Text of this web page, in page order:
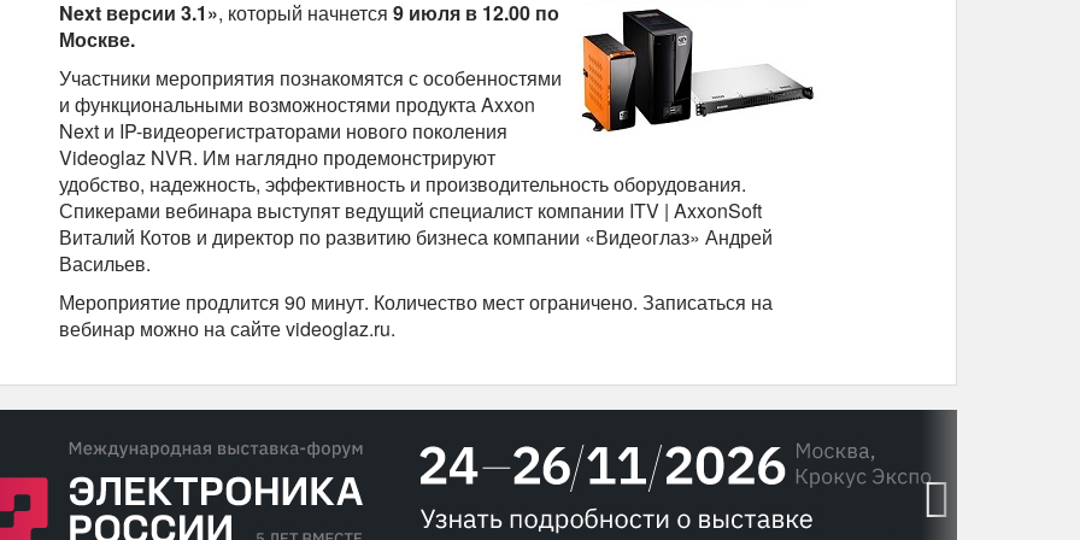
Next версии 3.1», который начнется 9 июля в 12.00 по
Москве.
Участники мероприятия познакомятся с особенностями
и функциональными возможностями продукта Axxon
Next и IP-видеорегистраторами нового поколения
Videoglaz NVR. Им наглядно продемонстрируют
удобство, надежность, эффективность и производительность оборудования.
Спикерами вебинара выступят ведущий специалист компании ITV | AxxonSoft
Виталий Котов и директор по развитию бизнеса компании «Видеоглаз» Андрей
Васильев.
Мероприятие продлится 90 минут. Количество мест ограничено. Записаться на
вебинар можно на сайте videoglaz.ru.